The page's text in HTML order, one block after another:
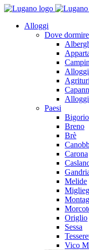
Alloggi
Dove dormire
Alloggi
Paesi
Bigorio
Breno
Brè
Carona
Melide
Origlio
Sessa
Vico